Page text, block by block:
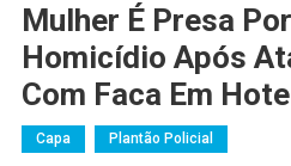
Mulher É Presa
Homicídio Após
Com Faca Em
Capa Plantão Policial